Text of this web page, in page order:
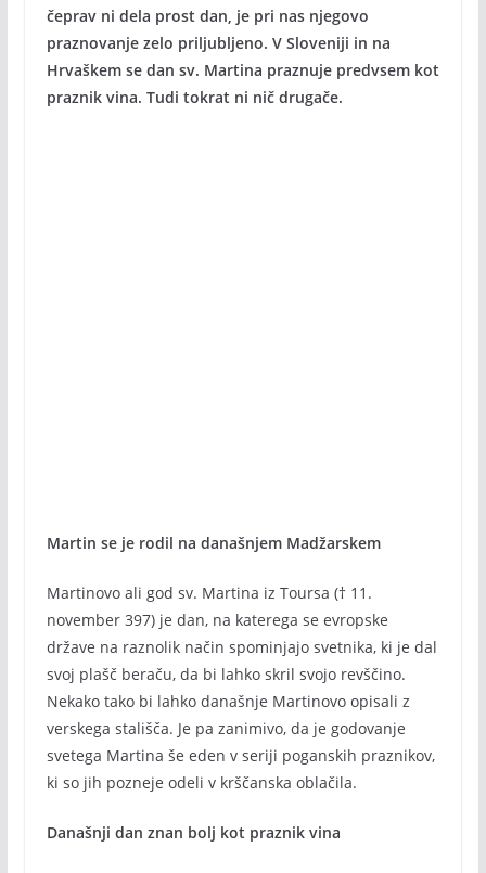
čeprav ni dela prost dan, je pri nas njegovo
praznovanje zelo priljubljeno. V Sloveniji in na
Hrvaškem se dan sv. Martina praznuje predvsem kot
praznik vina. Tudi tokrat ni nič drugače.
Martin se je rodil na današnjem Madžarskem
Martinovo ali god sv. Martina iz Toursa († 11.
november 397) je dan, na katerega se evropske
države na raznolik način spominjajo svetnika, ki je dal
svoj plašč beraču, da bi lahko skril svojo revščino.
Nekako tako bi lahko današnje Martinovo opisali z
verskega stališča. Je pa zanimivo, da je godovanje
svetega Martina še eden v seriji poganskih praznikov,
ki so jih pozneje odeli v krščanska oblačila.
Današnji dan znan bolj kot praznik vina